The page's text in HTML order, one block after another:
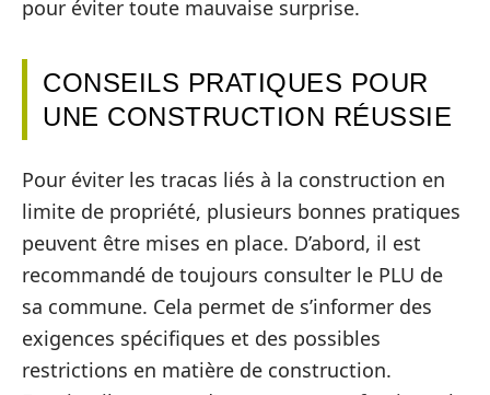
pour éviter toute mauvaise surprise.
CONSEILS PRATIQUES POUR
UNE CONSTRUCTION RÉUSSIE
Pour éviter les tracas liés à la construction en
limite de propriété, plusieurs bonnes pratiques
peuvent être mises en place. D’abord, il est
recommandé de toujours consulter le PLU de
sa commune. Cela permet de s’informer des
exigences spécifiques et des possibles
restrictions en matière de construction.